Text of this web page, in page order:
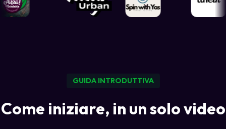
GUIDA INTRODUTTIVA
Come iniziare, in un solo video